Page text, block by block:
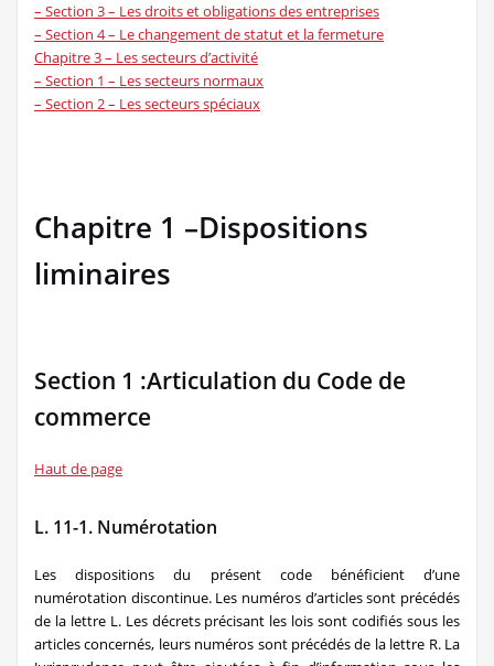
– Section 3 – Les droits et obligations des entreprises
– Section 4 – Le changement de statut et la fermeture
Chapitre 3 – Les secteurs d’activité
– Section 1 – Les secteurs normaux
– Section 2 – Les secteurs spéciaux
Chapitre 1 –Dispositions
liminaires
Section 1 :Articulation du Code de
commerce
Haut de page
L. 11-1. Numérotation
Les dispositions du présent code bénéficient d’une
numérotation discontinue. Les numéros d’articles sont précédés
de la lettre L. Les décrets précisant les lois sont codifiés sous les
articles concernés, leurs numéros sont précédés de la lettre R. La